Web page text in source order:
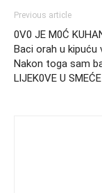
Previous article
0V0 JE M0Ć
Baci orah u kipuću
Nakon toga sam
LlJEK0VE U